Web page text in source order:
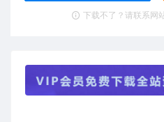
下载不了？请联系网